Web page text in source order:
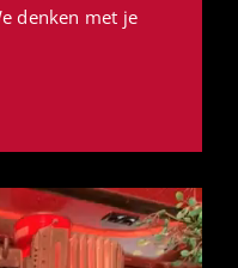
denken met je